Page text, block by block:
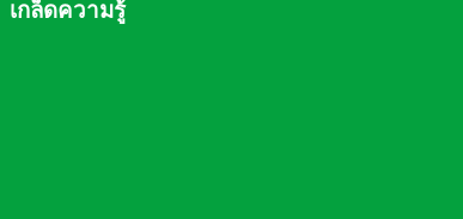
เกล็ดความรู้